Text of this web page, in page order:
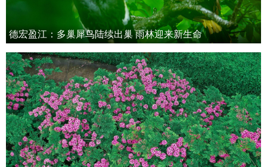
德宏盈江：多巢犀鸟陆续出巢 雨林迎来新生命